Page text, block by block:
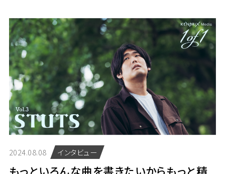
2024.08.08 インタビュー
もっといろんな曲を書きたいからもっと精